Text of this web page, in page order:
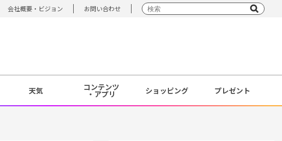
会社概要・ビジョン お問い合わせ
天気 コンテンツ
・アプリ ショッピング プレゼント